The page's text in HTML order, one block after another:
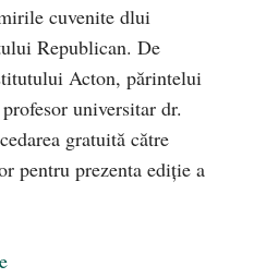
cuvenite dlui
Republican. De
Acton, părintelui
universitar dr.
gratuită către
pentru prezenta ediţie a